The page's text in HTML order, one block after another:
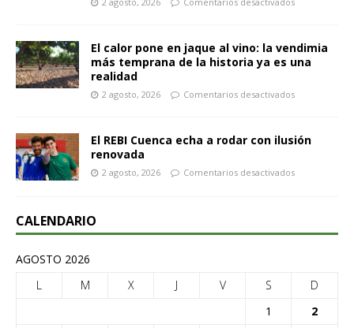
El calor pone en jaque al vino: la vendimia
más temprana de la historia ya es una
realidad
2 agosto, 2026 Comentarios desactivados
El REBI Cuenca echa a rodar con ilusión
renovada
2 agosto, 2026 Comentarios desactivados
CALENDARIO
AGOSTO 2026
L
M X J V S
D
1
2